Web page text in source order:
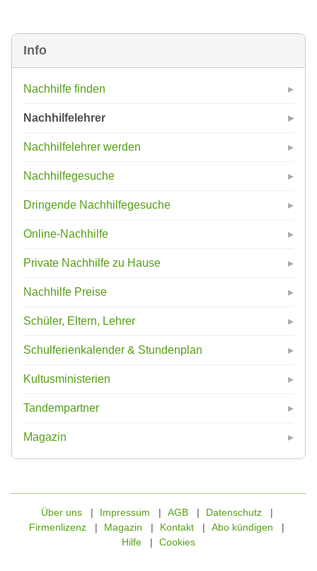
Info
Nachhilfe finden
Nachhilfelehrer
Nachhilfelehrer werden
Nachhilfegesuche
Dringende Nachhilfegesuche
Online-Nachhilfe
Private Nachhilfe zu Hause
Nachhilfe Preise
Schüler, Eltern, Lehrer
Schulferienkalender & Stundenplan
Kultusministerien
Tandempartner
Magazin
Über uns Impressum AGB
Datenschutz
Firmenlizenz
Magazin Kontakt
Abo kündigen
Hilfe
Cookies